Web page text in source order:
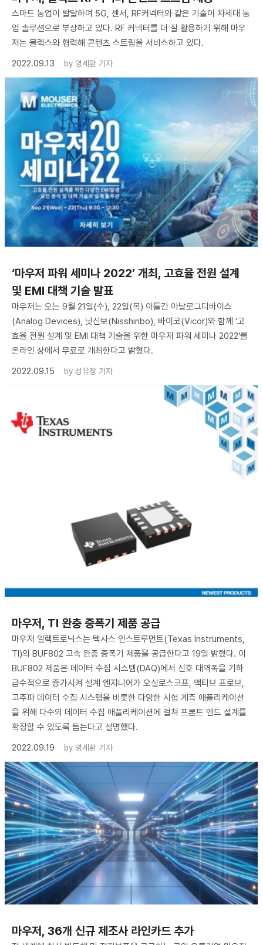
스마트 농업이 발달하며 5G, 센서, RF커넥터와 같은 기술이 차세대 농
업 솔루션으로 부상하고 있다. RF 커넥터를 더 잘 활용하기 위해 마우
저는 몰렉스와 협력해 콘텐츠 스트림을 서비스하고 있다.
2022.09.13
by 명세환 기자
‘마우저 파워 세미나 2022’ 개최, 고효율 전원 설계
및 EMI 대책 기술 발표
마우저는 오는 9월 21일(수), 22일(목) 이틀간 아날로그디바이스
(Analog Devices), 닛신보(Nisshinbo), 바이코(Vicor)와 함께 ‘고
효율 전원 설계 및 EMI 대책 기술을 위한 마우저 파워 세미나 2022’를
온라인 상에서 무료로 개최한다고 밝혔다.
2022.09.15
by 성유창 기자
마우저, TI 완충 증폭기 제품 공급
마우저 일렉트로닉스는 텍사스 인스트루먼트(Texas Instruments,
TI)의 BUF802 고속 완충 증폭기 제품을 공급한다고 19일 밝혔다. 이
BUF802 제품은 데이터 수집 시스템(DAQ)에서 신호 대역폭을 기하
급수적으로 증가시켜 설계 엔지니어가 오실로스코프, 액티브 프로브,
고주파 데이터 수집 시스템을 비롯한 다양한 시험 계측 애플리케이션
을 위해 다수의 데이터 수집 애플리케이션에 걸쳐 프론트 엔드 설계를
확장할 수 있도록 돕는다고 설명했다.
2022.09.19
by 명세환 기자
마우저, 36개 신규 제조사 라인카드 추가